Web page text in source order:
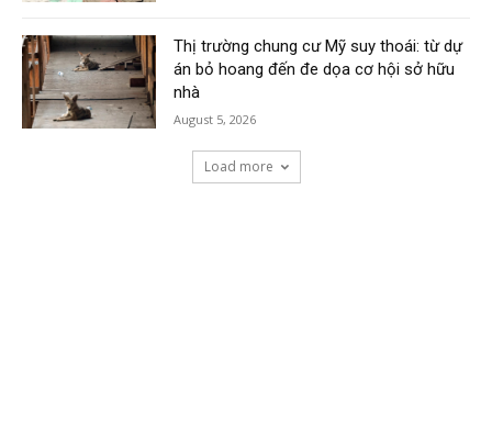
Thị trường chung cư Mỹ suy thoái: từ dự
án bỏ hoang đến đe dọa cơ hội sở hữu
nhà
August 5, 2026
Load more